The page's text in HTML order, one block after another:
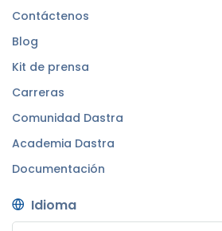
Contáctenos
Blog
Kit de prensa
Carreras
Comunidad Dastra
Academia Dastra
Documentación
Idioma